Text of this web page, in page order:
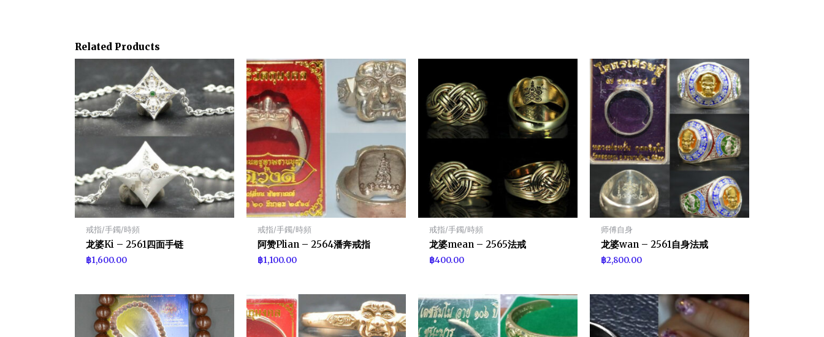
Related Products
戒指/手鐲/時頻
龙婆Ki – 2561四面手链
฿1,600.00
戒指/手鐲/時頻
阿赞Plian – 2564潘奔戒指
฿1,100.00
戒指/手鐲/時頻
龙婆mean – 2565法戒
฿400.00
师傅自身
龙婆wan – 2561自身法戒
฿2,800.00